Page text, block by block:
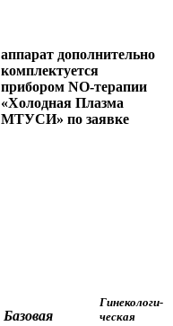
аппарат дополнительно
комплектуется
прибором NO-терапии
«Холодная Плазма
МТУСИ» по заявке
Базовая
Гинекологи-
ческая